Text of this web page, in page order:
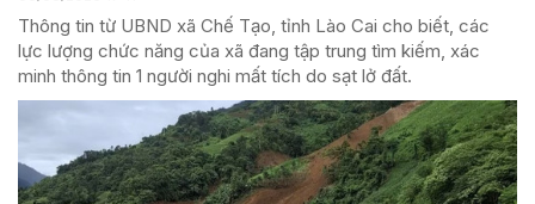
Thông tin từ UBND xã Chế Tạo, tỉnh Lào Cai cho biết, các
lực lượng chức năng của xã đang tập trung tìm kiếm, xác
minh thông tin 1 người nghi mất tích do sạt lở đất.